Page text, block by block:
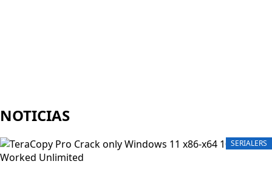
NOTICIAS
SERIALERS